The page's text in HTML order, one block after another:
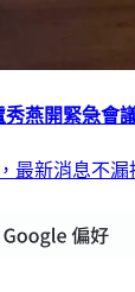
秀燕開緊急會
最新消息不漏